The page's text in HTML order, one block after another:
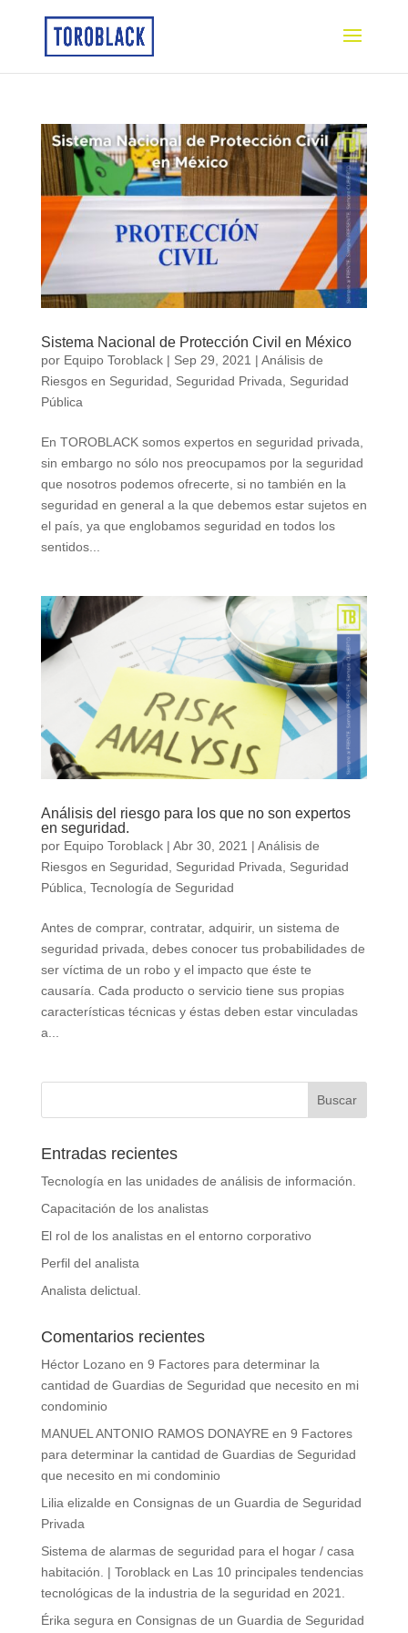
Sistema Nacional de Protección Civil en México
por Equipo Toroblack| Sep 29, 2021 | Análisis de
Riesgos en Seguridad
Seguridad Privada
Seguridad
Pública
En TOROBLACK somos expertos en seguridad privada,
sin embargo no sólo nos preocupamos por la seguridad
que nosotros podemos ofrecerte, si no también en la
seguridad en general a la que debemos estar sujetos en
el país, ya que englobamos seguridad en todos los
sentidos...
Análisis del riesgo para los que no son expertos
en seguridad.
por Equipo Toroblack| Abr 30, 2021 | Análisis de
Riesgos en Seguridad
Seguridad Privada
Seguridad
Pública Tecnología de Seguridad
Antes de comprar, contratar, adquirir, un sistema de
seguridad privada, debes conocer tus probabilidades de
ser víctima de un robo y el impacto que éste te
causaría. Cada producto o servicio tiene sus propias
características técnicas y éstas deben estar vinculadas
a...
Entradas recientes
Tecnología en las unidades de análisis de información.
Capacitación de los analistas
El rol de los analistas en el entorno corporativo
Perfil del analista
Analista delictual.
Comentarios recientes
Héctor Lozanoen 9 Factores para determinar la
cantidad de Guardias de Seguridad que necesito en mi
condominio
MANUEL ANTONIO RAMOS DONAYREen 9 Factores
para determinar la cantidad de Guardias de Seguridad
que necesito en mi condominio
Lilia elizalde en Consignas de un Guardia de Seguridad
Privada
Sistema de alarmas de seguridad para el hogar / casa
habitación. | Toroblacken Las 10 principales tendencias
tecnológicas de la industria de la seguridad en 2021.
Érika segura en Consignas de un Guardia de Seguridad